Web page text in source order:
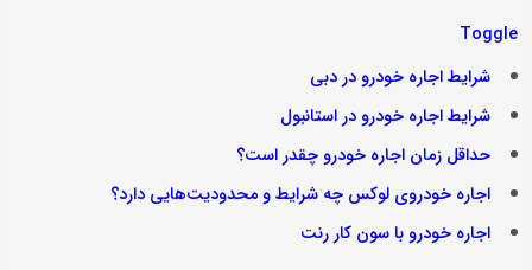
Toggle
شرایط اجاره خودرو در دبی
شرایط اجاره خودرو در استانبول
حداقل زمان اجاره خودرو چقدر است؟
اجاره خودروی لوکس چه شرایط و محدودیت‌هایی دارد؟
اجاره خودرو با سون کار رنت